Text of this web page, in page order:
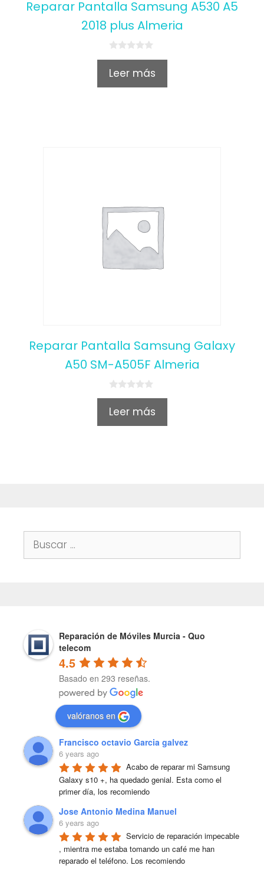
Reparar Pantalla Samsung A530 A5
2018 plus Almeria
0
u
Leer más
Reparar Pantalla Samsung Galaxy
A50 SM-A505F Almeria
0
u
Leer más
Buscar:
Reparación de Móviles Murcia - Quo
telecom
4.5
Basado en 293 reseñas.
valóranos en
Francisco octavio Garcia galvez
6 years ago
Acabo de reparar mi Samsung
Galaxy s10 +, ha quedado genial. Esta como el
primer día, los recomiendo
Jose Antonio Medina Manuel
6 years ago
Servicio de reparación impecable
, mientra me estaba tomando un café me han
reparado el teléfono. Los recomiendo